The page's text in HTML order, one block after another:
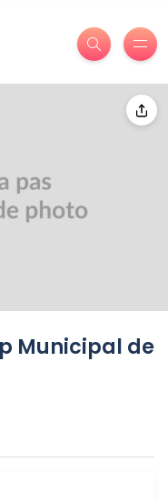
Municipal de